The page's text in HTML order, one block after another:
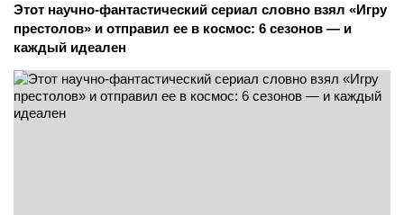
Этот научно-фантастический сериал словно взял «Игру
престолов» и отправил ее в космос: 6 сезонов — и
каждый идеален